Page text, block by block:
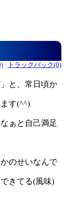
| トラックバック(0)
と、常日頃か
す(^^)
ぁと自己満足
のせいなんで
きてる(風味)